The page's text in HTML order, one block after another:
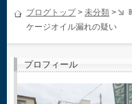
ブログトップ> 未分類 >
ケージオイル漏れの疑い
プロフィール